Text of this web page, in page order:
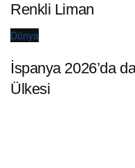
Renkli Liman
Dünya
İspanya 2026’da
Ülkesi